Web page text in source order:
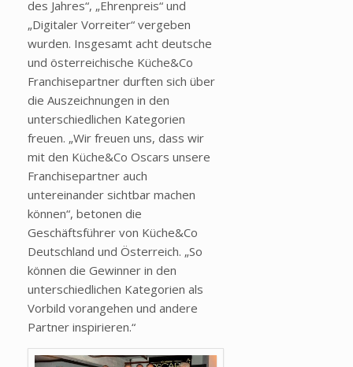
des Jahres“, „Ehrenpreis“ und
„Digitaler Vorreiter“ vergeben
wurden. Insgesamt acht deutsche
und österreichische Küche&Co
Franchisepartner durften sich über
die Auszeichnungen in den
unterschiedlichen Kategorien
freuen. „Wir freuen uns, dass wir
mit den Küche&Co Oscars unsere
Franchisepartner auch
untereinander sichtbar machen
können“, betonen die
Geschäftsführer von Küche&Co
Deutschland und Österreich. „So
können die Gewinner in den
unterschiedlichen Kategorien als
Vorbild vorangehen und andere
Partner inspirieren.“